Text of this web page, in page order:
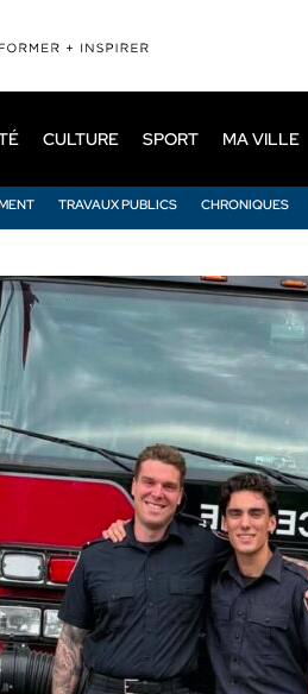
TRAVAUX PUBLICS CHRONIQUES
CULTURE SPORT MA VILLE